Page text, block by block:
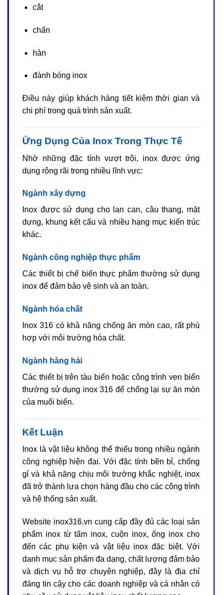
cắt
chấn
hàn
đánh bóng inox
Điều này giúp khách hàng tiết kiệm thời gian và
chi phí trong quá trình sản xuất.
Ứng Dụng Của Inox Trong Thực Tế
Nhờ những đặc tính vượt trội, inox được ứng
dụng rộng rãi trong nhiều lĩnh vực:
Ngành xây dựng
Inox được sử dụng cho lan can, cầu thang, mặt
dựng, khung kết cấu và nhiều hạng mục kiến trúc
khác.
Ngành công nghiệp thực phẩm
Các thiết bị chế biến thực phẩm thường sử dụng
inox để đảm bảo vệ sinh và an toàn.
Ngành hóa chất
Inox 316 có khả năng chống ăn mòn cao, rất phù
hợp với môi trường hóa chất.
Ngành hàng hải
Các thiết bị trên tàu biển hoặc công trình ven biển
thường sử dụng inox 316 để chống lại sự ăn mòn
của muối biển.
Kết Luận
Inox là vật liệu không thể thiếu trong nhiều ngành
công nghiệp hiện đại. Với đặc tính bền bỉ, chống
gỉ và khả năng chịu môi trường khắc nghiệt, inox
đã trở thành lựa chọn hàng đầu cho các công trình
và hệ thống sản xuất.
Website inox316.vn cung cấp đầy đủ các loại sản
phẩm inox từ tấm inox, cuộn inox, ống inox cho
đến các phụ kiện và vật liệu inox đặc biệt. Với
danh mục sản phẩm đa dạng, chất lượng đảm bảo
và dịch vụ hỗ trợ chuyên nghiệp, đây là địa chỉ
đáng tin cậy cho các doanh nghiệp và cá nhân có